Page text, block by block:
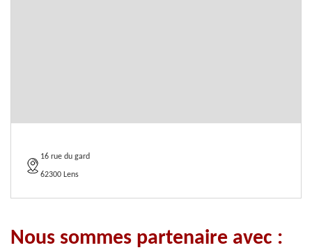
16 rue du gard
62300 Lens
Nous sommes partenaire avec :